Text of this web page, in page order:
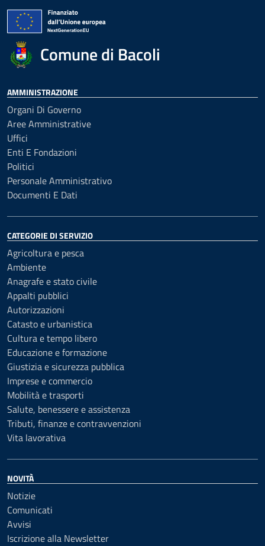
Comune di Bacoli
AMMINISTRAZIONE
Organi Di Governo
Aree Amministrative
Uffici
Enti E Fondazioni
Politici
Personale Amministrativo
Documenti E Dati
CATEGORIE DI SERVIZIO
Agricoltura e pesca
Ambiente
Anagrafe e stato civile
Appalti pubblici
Autorizzazioni
Catasto e urbanistica
Cultura e tempo libero
Educazione e formazione
Giustizia e sicurezza pubblica
Imprese e commercio
Mobilità e trasporti
Salute, benessere e assistenza
Tributi, finanze e contravvenzioni
Vita lavorativa
NOVITÀ
Notizie
Comunicati
Avvisi
Iscrizione alla Newsletter